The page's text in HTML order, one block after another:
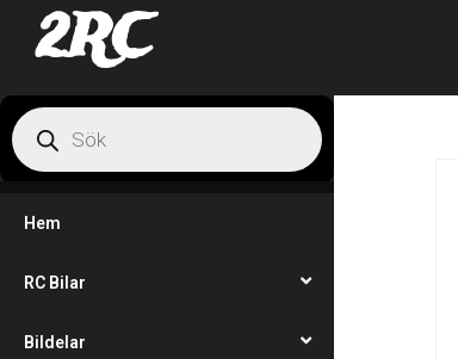
2RC
Hem
RC Bilar
Bildelar